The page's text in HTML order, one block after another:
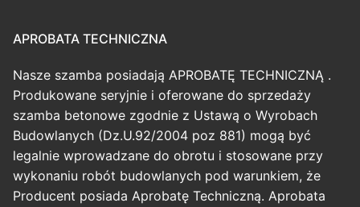
APROBATA TECHNICZNA
Nasze szamba posiadają APROBATĘ TECHNICZNĄ .
Produkowane seryjnie i oferowane do sprzedaży
szamba betonowe zgodnie z Ustawą o Wyrobach
Budowlanych (Dz.U.92/2004 poz 881) mogą być
legalnie wprowadzane do obrotu i stosowane przy
wykonaniu robót budowlanych pod warunkiem, że
Producent posiada Aprobatę Techniczną. Aprobata